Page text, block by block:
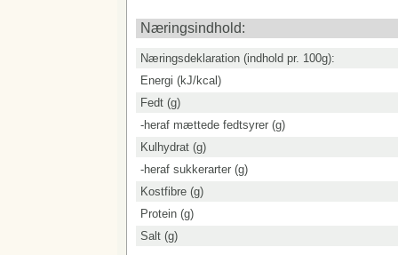
Næringsindhold:
Næringsdeklaration (indhold pr. 100g):
Energi (kJ/kcal)
Fedt (g)
-heraf mættede fedtsyrer (g)
Kulhydrat (g)
-heraf sukkerarter (g)
Kostfibre (g)
Protein (g)
Salt (g)